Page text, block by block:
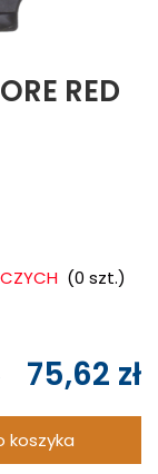
RED
(0 szt.)
75,62 zł
koszyka